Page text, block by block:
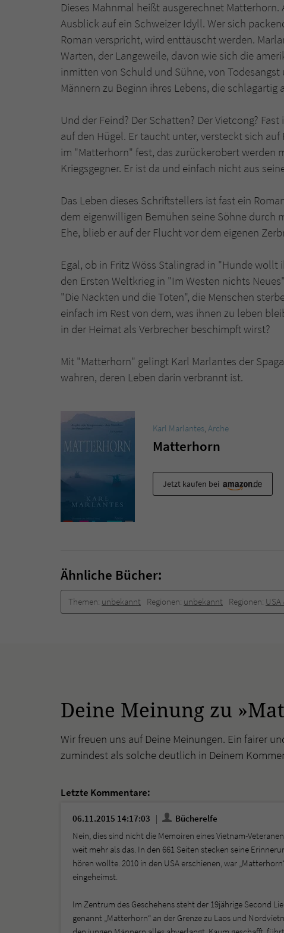
Dieses Mahnmal heißt ausgerechnet
Ausblick auf ein Schweizer Idyll. Wer sich
Roman verspricht, wird enttäuscht werden.
Warten, der Langeweile, davon wie sich die
inmitten von Schuld und Sühne, von
Männern zu Beginn ihres Lebens, die
Und der Feind? Der Schatten? Der Vietcong?
auf den Hügel. Er taucht unter, versteckt sich
im "Matterhorn" fest, das zurückerobert werden
Kriegsgegner. Er ist da und einfach nicht aus
Das Leben dieses Schriftstellers ist fast ein
dem eigenwilligen Bemühen seine Söhne
Ehe, blieb er auf der Flucht vor dem eigenen
Egal, ob in Fritz Wöss Stalingrad in "Hunde wollt
den Ersten Weltkrieg in "Im Westen nichts
"Die Nackten und die Toten", die Menschen
einfach im Rest von dem, was ihnen zu leben
in der Heimat als Verbrecher beschimpft wirst?
Mit "Matterhorn" gelingt Karl Marlantes der
wahren, deren Leben darin verbrannt ist.
Karl Marlantes,Arche
Matterhorn
Jetzt kaufen bei
Ähnliche Bücher:
Themen: unbekannt Regionen: unbekannt Regionen: USA
Deine Meinung zu
Wir freuen uns auf Deine Meinungen. Ein fairer
zumindest als solche deutlich in Deinem
Letzte Kommentare:
06.11.2015 14:17:03
Bücherelfe
Nein, dies sind nicht die Memoiren eines Vietnam-
weit mehr als das. In den 661 Seiten stecken seine
hören wollte. 2010 in den USA erschienen, war
eingeheimst.
Im Zentrum des Geschehens steht der 19jährige Second
genannt „Matterhorn“ an der Grenze zu Laos und